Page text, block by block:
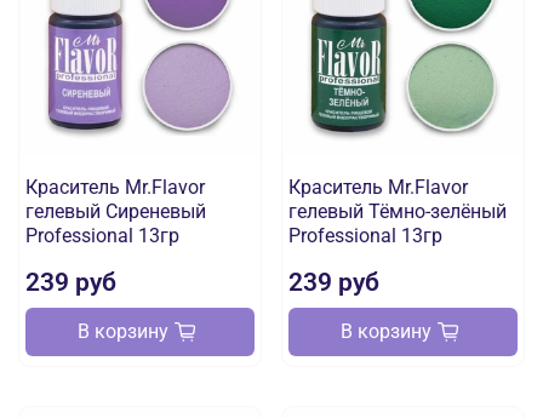
Краситель Mr.Flavor
гелевый Сиреневый
Professional 13гр
239 руб
В корзину
Краситель Mr.Flavor
гелевый Тёмно-зелёный
Professional 13гр
239 руб
В корзину